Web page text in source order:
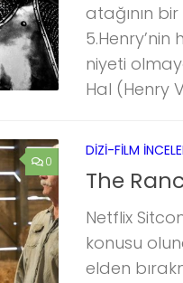
atağının
niyeti
Hal (Henry
0
DIZI-FILM
The
Netflix
konusu
elden